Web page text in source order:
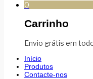
0
Carrinho
Envio grátis em
Início
Produtos
Contacte-nos